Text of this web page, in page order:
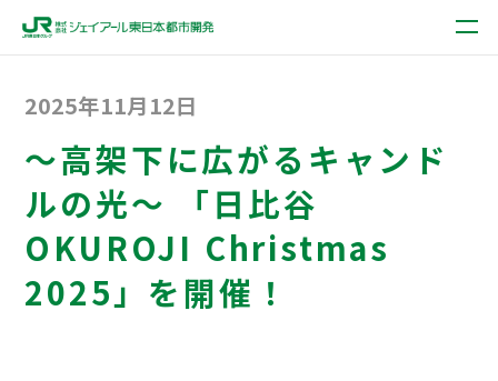
2025年11月12日
～高架下に広がるキャンド
ルの光～ 「日比谷
OKUROJI Christmas
2025」を開催！